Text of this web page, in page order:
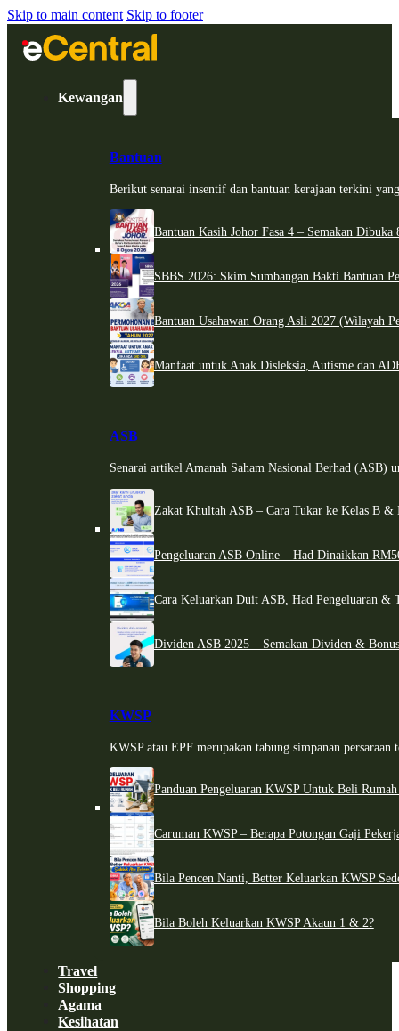
Skip to main content Skip to footer
Kewangan
Bantuan
Berikut senarai insentif dan bantuan kerajaan terkini
Bantuan Kasih Johor Fasa 4 – Semakan
SBBS 2026: Skim Sumbangan Bakti Bantuan
Bantuan Usahawan Orang Asli 2027 (Wilayah
Manfaat untuk Anak Disleksia, Autisme dan
ASB
Senarai artikel Amanah Saham Nasional Berhad (ASB)
Zakat Khultah ASB – Cara Tukar ke Kelas B &
Pengeluaran ASB Online – Had Dinaikkan
Cara Keluarkan Duit ASB, Had Pengeluaran &
Dividen ASB 2025 – Semakan Dividen &
KWSP
KWSP atau EPF merupakan tabung simpanan persaraan
Panduan Pengeluaran KWSP Untuk Beli
Caruman KWSP – Berapa Potongan Gaji
Bila Pencen Nanti, Better Keluarkan KWSP
Bila Boleh Keluarkan KWSP Akaun 1 & 2?
Travel
Shopping
Agama
Kesihatan